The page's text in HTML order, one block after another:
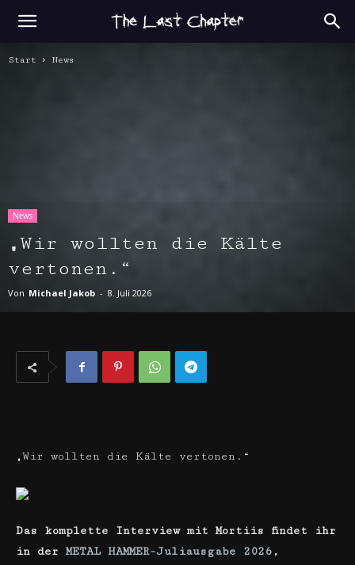
Start News
News
„Wir wollten die Kälte
vertonen.“
Von Michael Jakob - 8. Juli 2026
„Wir wollten die Kälte vertonen.“
Das komplette Interview mit Mortiis findet ihr
in der METAL HAMMER-Juliausgabe 2026 ,